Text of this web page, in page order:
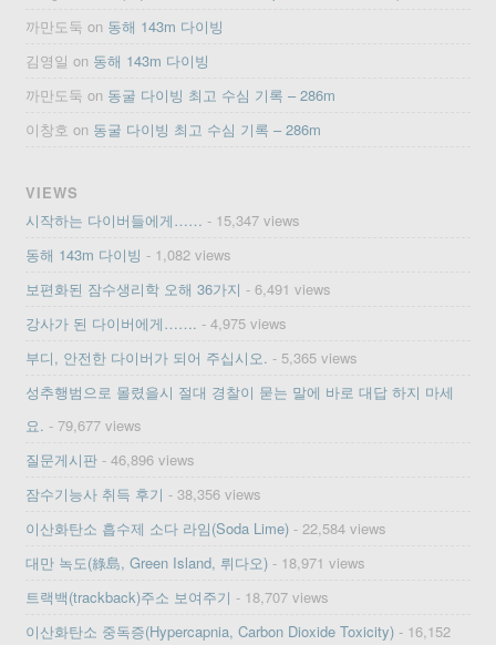
까만도둑 on 동해 143m 다이빙
김영일 on 동해 143m 다이빙
까만도둑 on 동굴 다이빙 최고 수심 기록 – 286m
이창호 on 동굴 다이빙 최고 수심 기록 – 286m
VIEWS
시작하는 다이버들에게…… - 15,347 views
동해 143m 다이빙 - 1,082 views
보편화된 잠수생리학 오해 36가지 - 6,491 views
강사가 된 다이버에게……. - 4,975 views
부디, 안전한 다이버가 되어 주십시오. - 5,365 views
성추행범으로 몰렸을시 절대 경찰이 묻는 말에 바로 대답 하지 마세
요. - 79,677 views
질문게시판 - 46,896 views
잠수기능사 취득 후기 - 38,356 views
이산화탄소 흡수제 소다 라임(Soda Lime) - 22,584 views
대만 녹도(綠島, Green Island, 뤼다오) - 18,971 views
트랙백(trackback)주소 보여주기 - 18,707 views
이산화탄소 중독증(Hypercapnia, Carbon Dioxide Toxicity) - 16,152